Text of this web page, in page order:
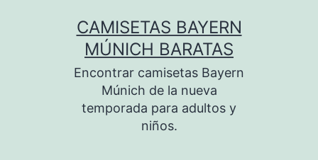
CAMISETAS BAYERN
MÚNICH BARATAS
Encontrar camisetas Bayern
Múnich de la nueva
temporada para adultos y
niños.